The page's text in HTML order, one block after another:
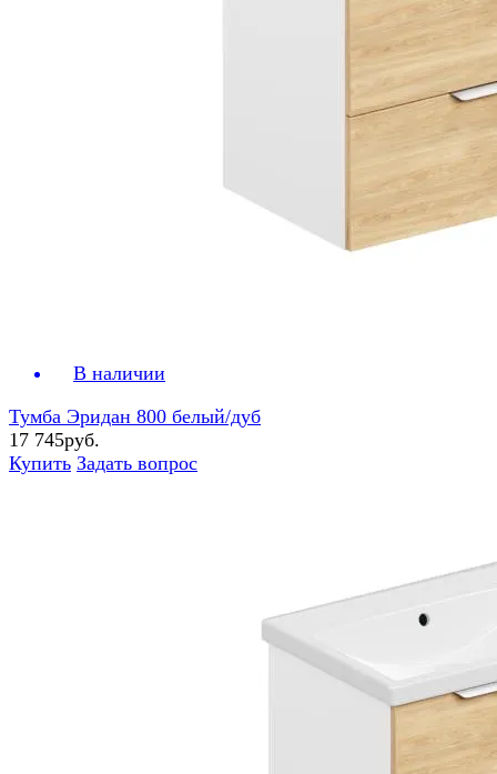
В наличии
Тумба Эридан 800 белый/дуб
17 745руб.
Купить Задать вопрос